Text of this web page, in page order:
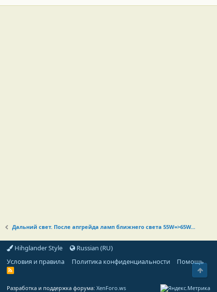
Дальний свет. После апгрейда ламп ближнего света 55W=>65W...
Hihglander Style
Russian (RU)
Условия и правила
Политика конфиденциальности Помощь
R
Разработка и поддержка форума: XenForo.ws